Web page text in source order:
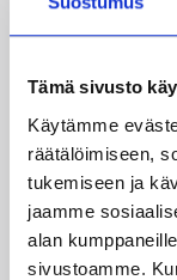
Tämä sivusto
Käytämme
räätälöimiseen,
tukemiseen ja
jaamme
alan
sivustoamme.